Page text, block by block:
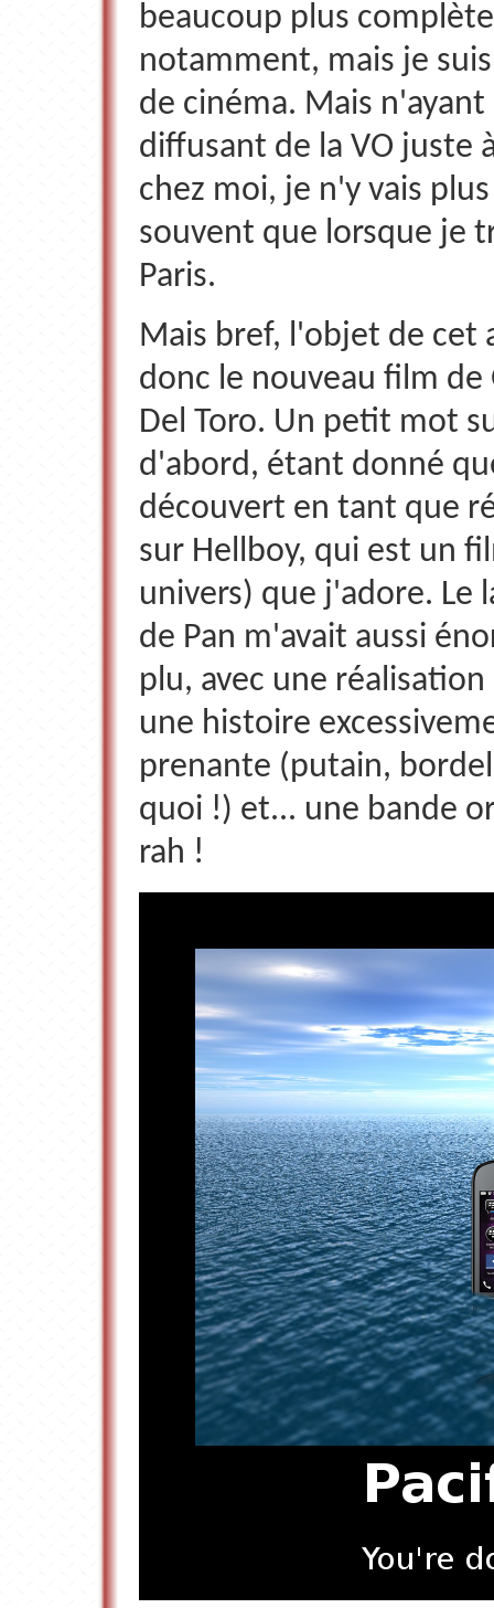
beaucoup plus
notamment, mais je
de cinéma. Mais n'ayant
diffusant de la VO juste
chez moi, je n'y vais
souvent que lorsque je
Paris.
Mais bref, l'objet de cet
donc le nouveau film de
Del Toro. Un petit mot
d'abord, étant donné
découvert en tant que
sur Hellboy, qui est un
univers) que j'adore. Le
de Pan m'avait aussi
plu, avec une
une histoire
prenante (putain,
quoi !) et... une bande
rah !